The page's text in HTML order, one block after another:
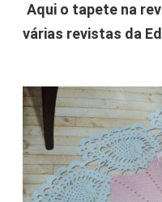
Aqui o tapete na
várias revistas da